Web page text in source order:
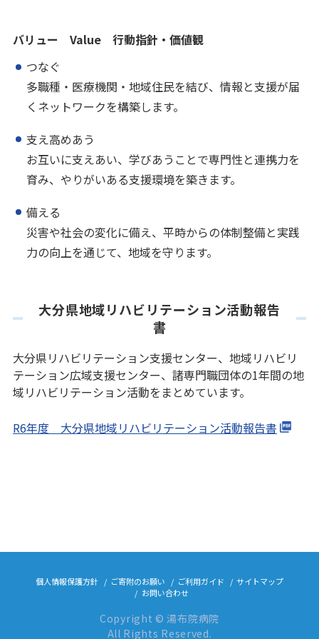
バリュー Value 行動指針・価値観
つなぐ
多職種・医療機関・地域住民を結び、情報と支援が届
くネットワークを構築します。
支え高めあう
お互いに支えあい、学びあうことで専門性と連携力を
育み、やりがいある支援環境を築きます。
備える
災害や社会の変化に備え、平時からの体制整備と実践
力の向上を通じて、地域を守ります。
大分県地域リハビリテーション活動報告
書
大分県リハビリテーション支援センター、地域リハビリ
テーション広域支援センター、諸専門職団体の1年間の地
域リハビリテーション活動をまとめています。
R6年度 大分県地域リハビリテーション活動報告書
個人情報保護方針 ご寄附のお願い ご利用ガイド
サイトマップ
お問い合わせ
Copyright © 湯布院病院
All Rights Reserved.